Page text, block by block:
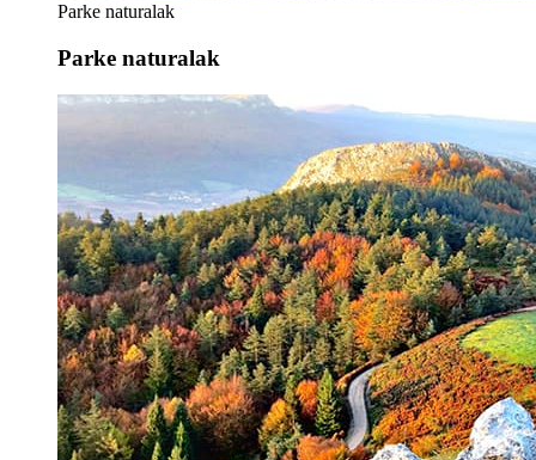
Parke naturalak
Parke naturalak